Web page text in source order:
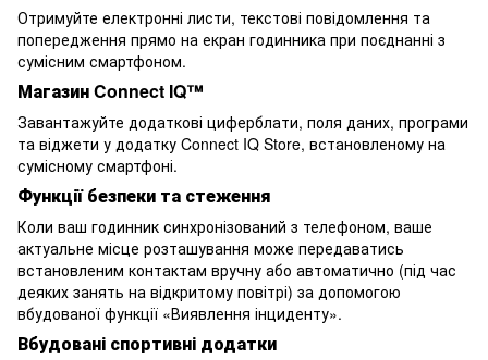
Отримуйте електронні листи, текстові повідомлення та
попередження прямо на екран годинника при поєднанні з
сумісним смартфоном.
Магазин Connect IQ™
Завантажуйте додаткові циферблати, поля даних, програми
та віджети у додатку Connect IQ Store, встановленому на
сумісному смартфоні.
Функції безпеки та стеження
Коли ваш годинник синхронізований з телефоном, ваше
актуальне місце розташування може передаватись
встановленим контактам вручну або автоматично (під час
деяких занять на відкритому повітрі) за допомогою
вбудованої функції «Виявлення інциденту».
Вбудовані спортивні додатки